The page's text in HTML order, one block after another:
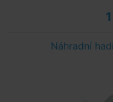
Náhradní